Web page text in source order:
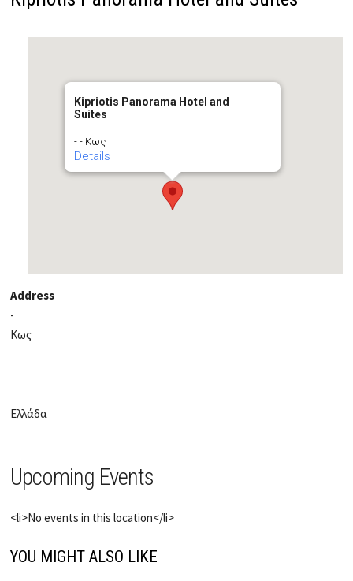
Kipriotis Panorama Hotel and
Suites
- - Κως
Details
Address
-
Κως
Ελλάδα
Upcoming Events
<li>No events in this location</li>
YOU MIGHT ALSO LIKE